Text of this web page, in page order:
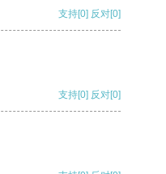
支持[0] 反对[0]
支持[0] 反对[0]